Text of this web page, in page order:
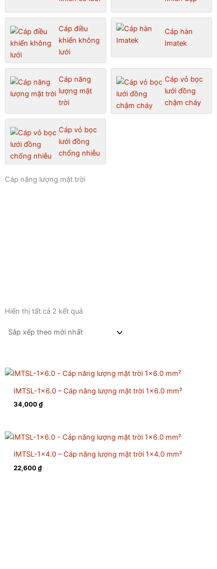
Cáp điều
khiển không
lưới
Cáp hàn
Imatek
Cáp năng
lượng mặt
trời
Cáp vỏ bọc
lưới đồng
chậm cháy
Cáp vỏ bọc
lưới đồng
chống nhiễu
Cáp năng lượng mặt trời
Hiển thị tất cả 2 kết quả
theo
IMTSL-1×6.0 – Cáp năng lượng mặt trời 1×6.0 mm²
34,000₫
IMTSL-1×4.0 – Cáp năng lượng mặt trời 1×4.0 mm²
22,600₫